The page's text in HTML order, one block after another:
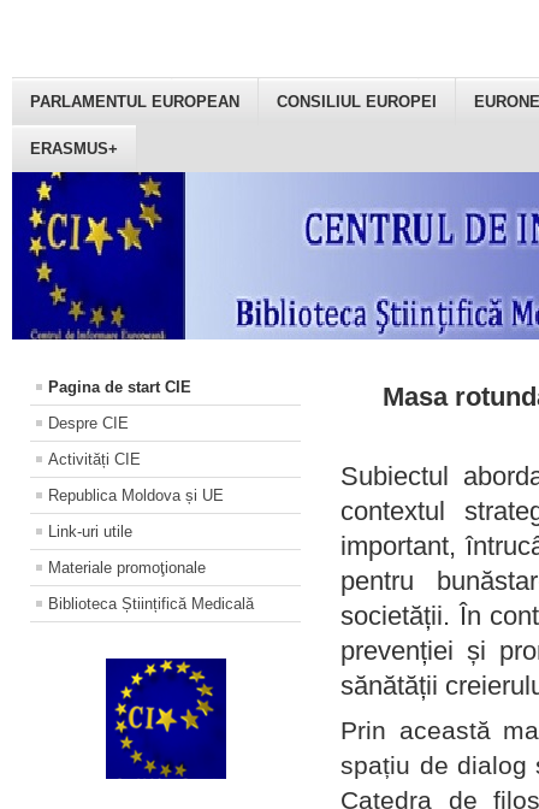
PARLAMENTUL EUROPEAN CONSILIUL EUROPEI
ERASMUS+
Pagina de start CIE
Despre CIE
Activități CIE
Republica Moldova și UE
Link-uri utile
Materiale promoţionale
Biblioteca Științifică Medicală
Masa
Subiectul
contextul
important,
pentru
societății. În
prevenției și
sănătății
Prin această
spațiu de dialog
Catedra de